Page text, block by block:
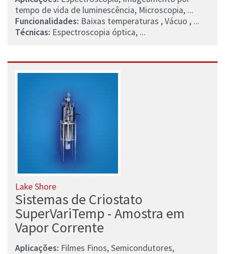
tempo de vida de luminescência, Microscopia, ...
Funcionalidades: Baixas temperaturas , Vácuo , ...
Técnicas: Espectroscopia óptica, ...
Lake Shore
Sistemas de Criostato
SuperVariTemp - Amostra em
Vapor Corrente
Aplicações: Filmes Finos, Semicondutores,